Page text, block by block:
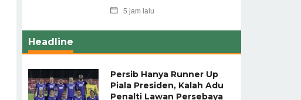
5 jam lalu
Headline
Persib Hanya Runner Up
Piala Presiden, Kalah Adu
Penalti Lawan Persebaya